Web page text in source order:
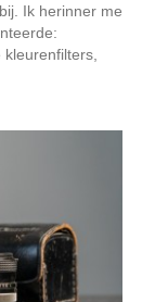
Ik herinner me